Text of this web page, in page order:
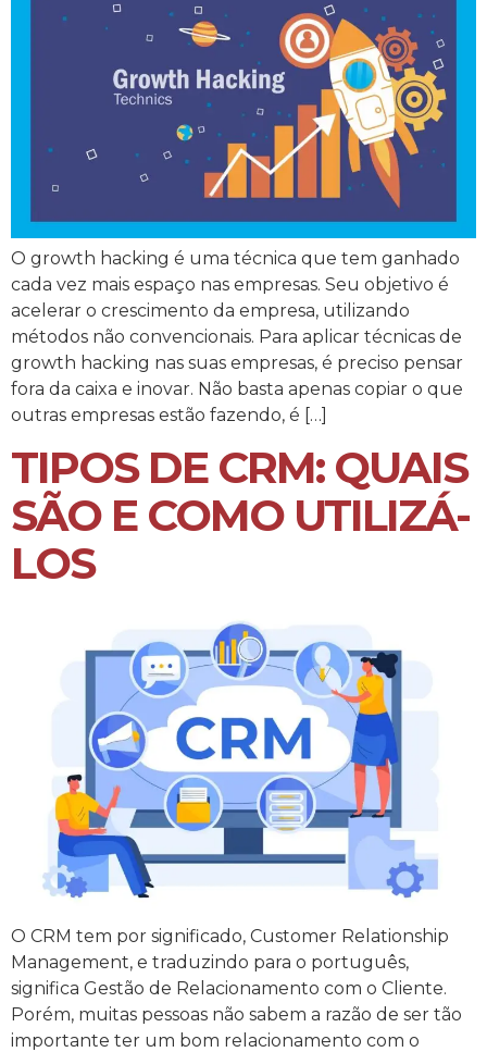
O growth hacking é uma técnica que tem ganhado
cada vez mais espaço nas empresas. Seu objetivo é
acelerar o crescimento da empresa, utilizando
métodos não convencionais. Para aplicar técnicas de
growth hacking nas suas empresas, é preciso pensar
fora da caixa e inovar. Não basta apenas copiar o que
outras empresas estão fazendo, é […]
TIPOS DE CRM: QUAIS
SÃO E COMO UTILIZÁ-
LOS
O CRM tem por significado, Customer Relationship
Management, e traduzindo para o português,
significa Gestão de Relacionamento com o Cliente.
Porém, muitas pessoas não sabem a razão de ser tão
importante ter um bom relacionamento com o